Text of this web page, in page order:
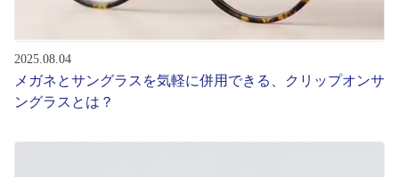
お問い合わせ
English
2025.08.04
メガネとサングラスを気軽に併用できる、クリップオンサ
ングラスとは？